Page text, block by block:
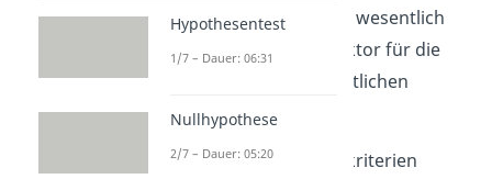
Forschungsprozess ein wesentlich
ausschlaggebender Faktor für die
Güte einer wissenschaftlichen
Untersuchung.
Als eines der Kerngütekriterien
Hypothesentest
1/7 – Dauer: 06:31
Nullhypothese
2/7 – Dauer: 05:20